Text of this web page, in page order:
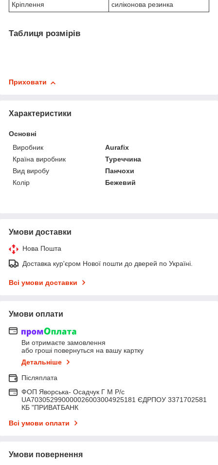
Кріплення
силіконова резинка
Таблиця розмірів
Приховати
Характеристики
Основні
Виробник
Aurafix
Країна виробник
Туреччина
Вид виробу
Панчохи
Колір
Бежевий
Умови доставки
Нова Пошта
Доставка кур'єром Нової пошти до дверей по Україні.
Всі умови доставки
Умови оплати
Ви отримаєте замовлення
або гроші повернуться на вашу картку
Детальніше
Післяплата
ФОП Яворська- Осадчук Г М Р/c
UA703052990000026003004925181 ЄДРПОУ 3371702581
КБ "ПРИВАТБАНК
Всі умови оплати
Умови повернення